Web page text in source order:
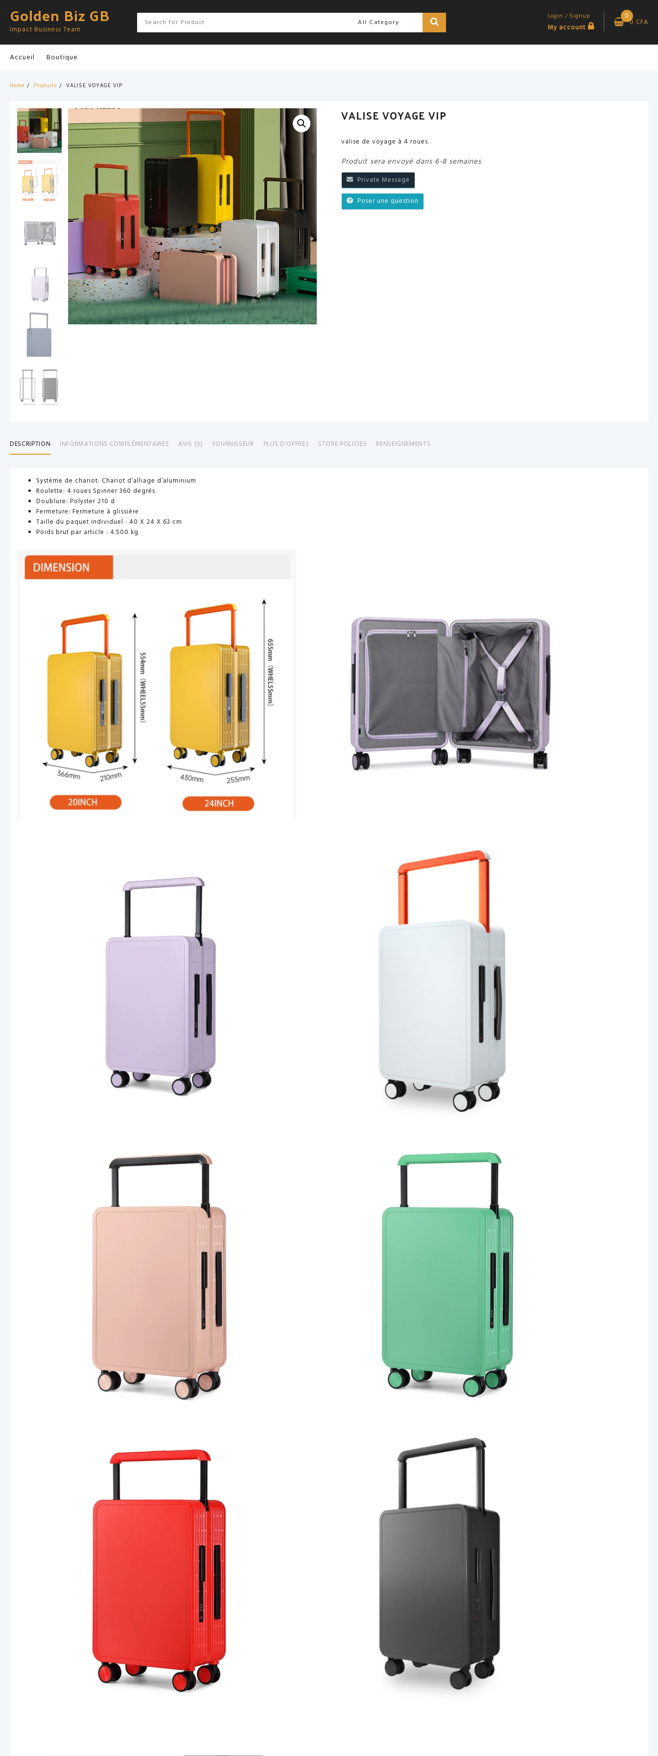
contentGolden Biz GB
Impact Business Team
Login / Signup
My account
0
0 CFA
Accueil Boutique
Home Produits VALISE VOYAGE VIP
VALISE VOYAGE VIP
valise de voyage à 4 roues.
Produit sera envoyé dans 6-8 semaines
Private Message
Poser une question
DESCRIPTION INFORMATIONS COMPLÉMENTAIRES AVIS (0) FOURNISSEUR PLUS D'OFFRES STORE POLICIES RENSEIGNEMENTS
Système de chariot: Chariot d’alliage d’aluminium
Roulette: 4 roues Spinner 360 degrés
Doublure: Polyster 210 d
Fermeture: Fermeture à glissière
Taille du paquet individuel : 40 X 24 X 63 cm
Poids brut par article : 4.500 kg